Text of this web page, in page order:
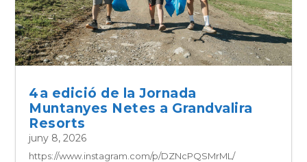
4a edició de la Jornada
Muntanyes Netes a Grandvalira
Resorts
juny 8, 2026
https://www.instagram.com/p/DZNcPQSMrML/